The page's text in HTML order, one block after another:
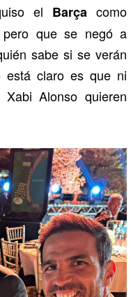
el Barça como
pero que se negó a
sabe si se verán
está claro es que ni
Alonso quieren